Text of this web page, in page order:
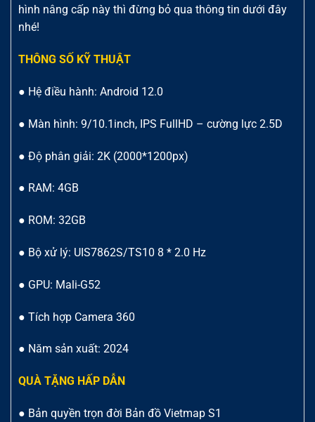
hình nâng cấp này thì đừng bỏ qua thông tin dưới đây
nhé!
THÔNG SỐ KỸ THUẬT
● Hệ điều hành: Android 12.0
● Màn hình: 9/10.1inch, IPS FullHD – cường lực 2.5D
● Độ phân giải: 2K (2000*1200px)
● RAM: 4GB
● ROM: 32GB
● Bộ xử lý: UIS7862S/TS10 8 * 2.0 Hz
● GPU: Mali-G52
● Tích hợp Camera 360
● Năm sản xuất: 2024
QUÀ TẶNG HẤP DẪN
● Bản quyền trọn đời Bản đồ Vietmap S1